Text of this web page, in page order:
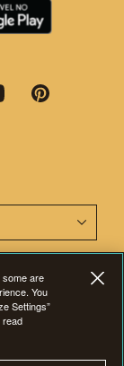
outros idiomas.
marca registrada
são marcas
da Apple Inc.
da
are
You
Settings”
read